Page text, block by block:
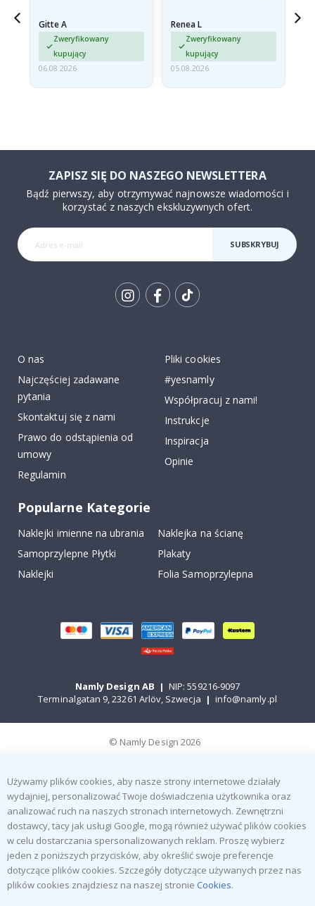
Gitte A
Zweryfikowany
kupujący
06.08.2026
damaged from shipping.
I emailed…
Renea L
Zweryfikowany
kupujący
05.08.2026
ZAPISZ SIĘ DO NASZEGO NEWSLETTERA
Bądź pierwszy, aby otrzymywać najnowsze wiadomości i
korzystać z naszych ekskluzywnych ofert.
SUBSKRYBUJ
O nas
Najczęściej zadawane
pytania
Skontaktuj się z nami
Prawo do odstąpienia od
umowy
Regulamin
Pliki cookies
#yesnamly
Współpracuj z nami!
Instrukcje
Inspiracja
Opinie
Popularne Kategorie
Naklejki imienne na ubrania
Naklejka na ścianę
Samoprzylepne Płytki
Plakaty
Naklejki
Folia Samoprzylepna
Namly Design AB | NIP: 559216-9097
Terminalgatan 9, 23261 Arlöv, Szwecja | info@namly.pl
© Namly Design 2026
Używamy plików cookies, aby nasze strony internetowe działały
wydajniej, personalizować Twoje doświadczenia użytkownika oraz
analizować ruch na naszych stronach internetowych. Zewnętrzni
dostawcy, tacy jak usługi Google, mogą również używać plików cookies
w celu dostarczania spersonalizowanych reklam. Proszę wybierz
jeden z poniższych przycisków, aby określić swoje preferencje
dotyczące plików cookies. Szczegóły dotyczące używanych przez nas
plików cookies znajdziesz na naszej stronie Cookies.